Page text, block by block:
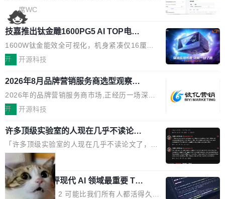
Sider、Copilot for Chrome 这些 AI 浏览器插件
了，你为什么还要再做一个"，我都觉得这个问题
问得好。 因为我自己也是从用户变成开发者的。
现有产品的天花板 我用过不少 AI 浏览器插件。
刚开始觉得都挺好——选中一段文字，弹出解
要。但用久了你会发现，它们本质上都是同一类
东西：一个带网页上下文的聊天框。 它们能读取
页面的文本，然后把文本丢给大模型，再返回一
段回答。仅此而已。 这当然有用，但总觉得差点
意思。比如我在一个后台管理系统里，需要填50
个表单字段，每个字段还有联动逻辑；比如我
想...
席WC
技嘉推出钛金雕1600PG5 AI TOP电
源：为发烧级主机与本地AI算力打造旗
舰供电方案
1600W钛金能效全可视化，机身紧凑仅16厘米
继2026台北电脑展首度亮相后，技嘉科技近日正
电源专为发烧级DIY主机与本地AI算力平台打
造，整机长度仅16厘米，提供1600W额定功率
与80PLUS钛金能效；支持ATX 3.1与PCIe 5.1
规范，结合服务器级元件、完善供电线材与内置
实时LCD监控屏，可充分满足当下高阶PC主机
的严苛使用需求。 澎湃功率，紧凑机身 钛金雕1
600PG5 AI TOP具备强悍输出功率，同时实现
机身尺寸大幅精简。整机长度仅16厘米，属于同
功率段机身尺寸十分紧凑的1600W电源产品。小
巧机身有效提升市面主流标准A...
开 开源科技
2026年8月品牌营销服务商选型观察：
从流量思维到品牌资产思维的范式转移
2026年的品牌营销服务商市场,正经历一场深刻
的价值重构。全球全案品牌代理机构市场从2025
复合增长率达5.44%,预计2032年将突破120亿美
元。数字广告与公共关系相关服务市场更是从20
25年的8463亿美元扩张至2026年的8763亿美
元。数字的背后是一个清晰的事实——品牌对专
业化营销服务的需求从未如此迫切。 但市场扩容
的同时,服务商的竞争逻辑正在改变。2026年Top
开 开源科技
许多顶级实验室的人现在几乎不读论文
了
「许多顶级实验室的人现在几乎不读论文了，而
且他们认为 ICLR/ICML/NeurIPS 充斥着大量过
度宣传和欺诈。」 OpenAI 研究员 Keller Jorda
n 这条推文引发了广泛讨论。他不是在说风凉
话，他是说出了一个圈内人尽皆知但很少公开捅
局
xAI 前工程师评现代 AI 领域最重要 Top
3 开源项目
Flash Attention 2 可能比我们所有人都活得久。